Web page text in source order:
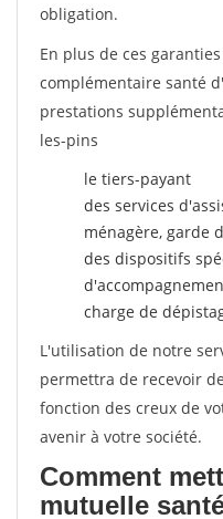
obligation.
En plus de ces
complémentaire santé
prestations
les-pins
le tiers-payant
des services
ménagère, garde
des dispositifs
charge de
L'utilisation de notre
permettra de recevoir
fonction des creux de
avenir à votre société.
Comment
mutuelle